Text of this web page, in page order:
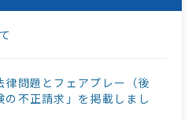
問題とフェアプレー（後
不正請求」を掲載しまし